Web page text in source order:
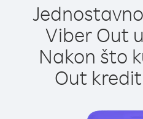
Viber Out
Nakon što
Out